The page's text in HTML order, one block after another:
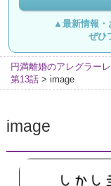
▲最新情報・
ぜひ
円満離婚のアレグラーレ
第13話 > image
image